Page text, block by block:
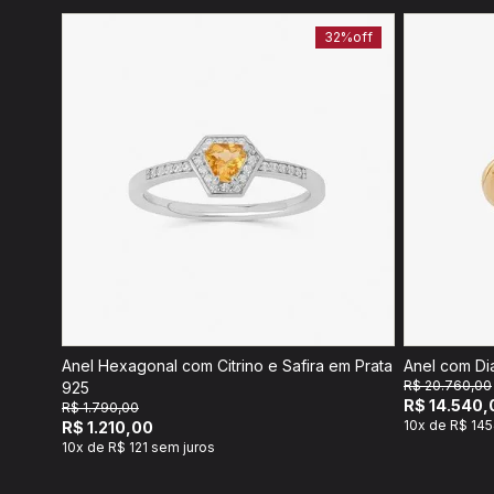
32%off
Anel Hexagonal com Citrino e Safira em Prata
925
R$ 1.790,00
R$ 1.210,00
10x de R$ 121 sem juros
Anel com
R$ 20.760,00
R$
10x de R$